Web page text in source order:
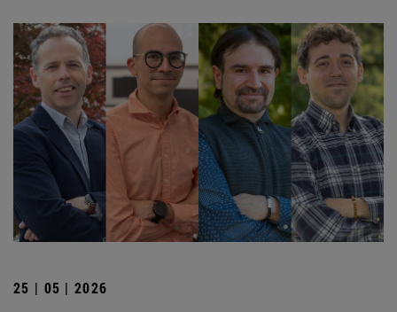
25 | 05 | 2026